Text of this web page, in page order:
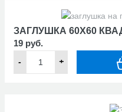
ЗАГЛУШКА 60Х60
19 руб.
- +